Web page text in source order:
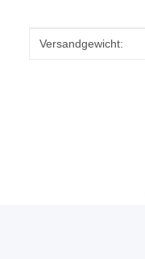
Produkteigenschaft
Wert
Versandgewicht: